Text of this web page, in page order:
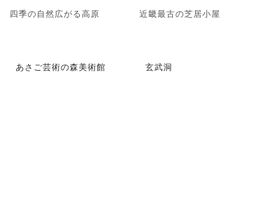
四季の自然広がる高原 近畿最古の芝居小屋
あさご芸術の森美術館 玄武洞